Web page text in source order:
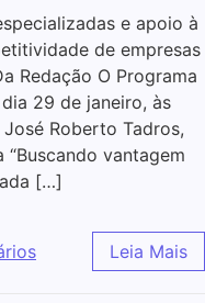
e apoio à
de empresas
Redação O Programa
29 de janeiro, às
Roberto Tadros,
vantagem
[…]
Leia Mais